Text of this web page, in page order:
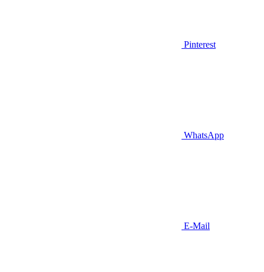
Pinterest
WhatsApp
E-Mail